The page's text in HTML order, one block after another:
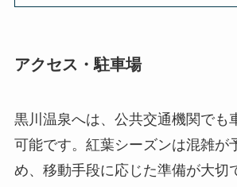
アクセス・駐車場
黒川温泉へは、公共交通機関でも
可能です。紅葉シーズンは混雑が
め、移動手段に応じた準備が大切